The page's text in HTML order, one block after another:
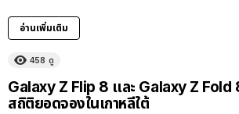
อ่านเพิ่มเติม
458 ดู
Galaxy Z Flip 8 และ Galaxy Z Fold
สถิติยอดจองในเกาหลีใต้